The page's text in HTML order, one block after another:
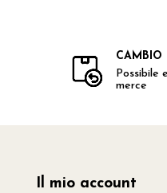
CAMBIO
Possibile
merce
Il mio account